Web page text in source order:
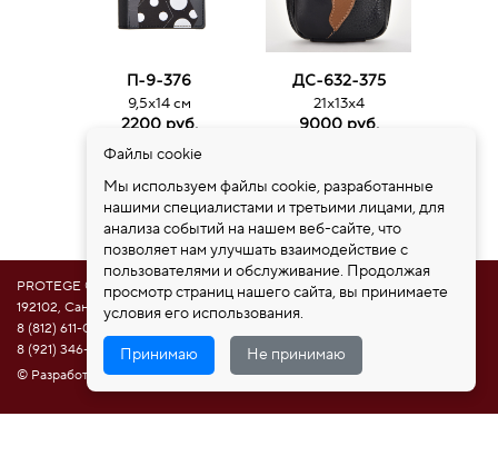
П-9-376
9,5х14 см
2200 руб.
ДС-632-375
21х13х4
9000 руб.
PROTEGE ®
192102, Санкт-Петербург, ул. Самойловой 5, ПСК "Нобелевская дорога"
8 (812) 611-08-81
8 (921) 346-85-39
© Разработка сайта НАМ ИНТЕРЕСНО
Файлы cookie
Мы используем файлы cookie, разработанные
нашими специалистами и третьими лицами, для
анализа событий на нашем веб-сайте, что
позволяет нам улучшать взаимодействие с
пользователями и обслуживание. Продолжая
просмотр страниц нашего сайта, вы принимаете
условия его использования.
Принимаю Не принимаю